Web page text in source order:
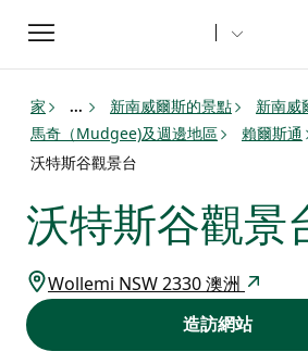
Toggle
navigation
家 ... 新南威爾斯的景點
新南威
馬奇（Mudgee)及週邊地區
賴爾斯通
沃特斯谷觀景台
沃特斯谷觀景
Wollemi NSW 2330 澳洲
造訪網站